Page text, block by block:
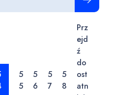
5
5
5
6
5
7
5
8
Prz
ejd
ź
do
ost
atn